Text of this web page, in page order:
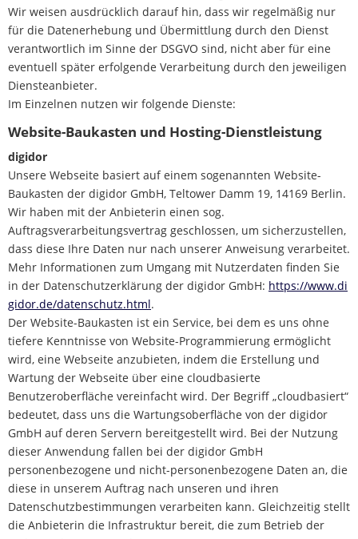
Wir weisen ausdrücklich darauf hin, dass wir regelmäßig nur
für die Datenerhebung und Übermittlung durch den Dienst
verantwortlich im Sinne der DSGVO sind, nicht aber für eine
eventuell später erfolgende Verarbeitung durch den jeweiligen
Diensteanbieter.
Im Einzelnen nutzen wir folgende Dienste:
Website-Baukasten und Hosting-Dienstleistung
digidor
Unsere Webseite basiert auf einem sogenannten Website-
Baukasten der digidor GmbH, Teltower Damm 19, 14169 Berlin.
Wir haben mit der Anbieterin einen sog.
Auftragsverarbeitungsvertrag geschlossen, um sicherzustellen,
dass diese Ihre Daten nur nach unserer Anweisung verarbeitet.
Mehr Informationen zum Umgang mit Nutzerdaten finden Sie
in der Datenschutzerklärung der digidor GmbH: https://www.di
gidor.de/datenschutz.html.
Der Website-Baukasten ist ein Service, bei dem es uns ohne
tiefere Kenntnisse von Website-Programmierung ermöglicht
wird, eine Webseite anzubieten, indem die Erstellung und
Wartung der Webseite über eine cloudbasierte
Benutzeroberfläche vereinfacht wird. Der Begriff „cloudbasiert“
bedeutet, dass uns die Wartungsoberfläche von der digidor
GmbH auf deren Servern bereitgestellt wird. Bei der Nutzung
dieser Anwendung fallen bei der digidor GmbH
personenbezogene und nicht-personenbezogene Daten an, die
diese in unserem Auftrag nach unseren und ihren
Datenschutzbestimmungen verarbeiten kann. Gleichzeitig stellt
die Anbieterin die Infrastruktur bereit, die zum Betrieb der